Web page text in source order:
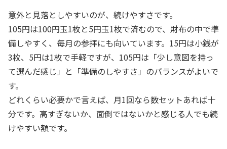
意外と見落としやすいのが、続けやすさです。
105円は100円玉1枚と5円玉1枚で済むので、財布の中で準
備しやすく、毎月の参拝にも向いています。15円は小銭が
3枚、5円は1枚で手軽ですが、105円は「少し意図を持っ
て選んだ感じ」と「準備のしやすさ」のバランスがよいで
す。
どれくらい必要かで言えば、月1回なら数セットあれば十
分です。高すぎないか、面倒ではないかと感じる人でも続
けやすい額です。